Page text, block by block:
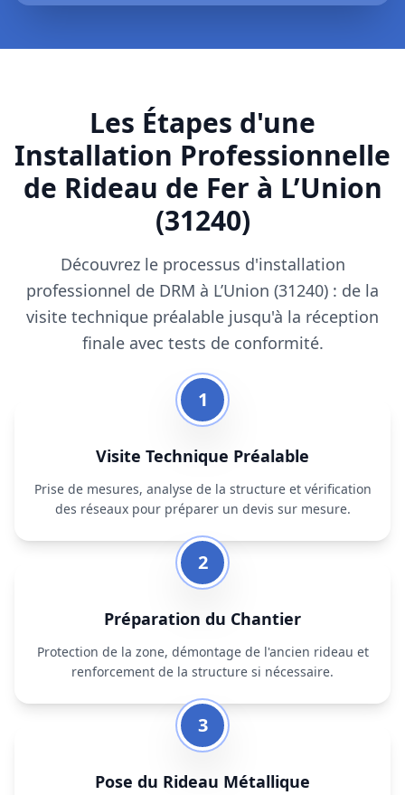
Les Étapes d'une
Installation Professionnelle
de Rideau de Fer à L’Union
(31240)
Découvrez le processus d'installation
professionnel de DRM à L’Union (31240) : de la
visite technique préalable jusqu'à la réception
finale avec tests de conformité.
1
Visite Technique Préalable
Prise de mesures, analyse de la structure et vérification
des réseaux pour préparer un devis sur mesure.
2
Préparation du Chantier
Protection de la zone, démontage de l'ancien rideau et
renforcement de la structure si nécessaire.
3
Pose du Rideau Métallique